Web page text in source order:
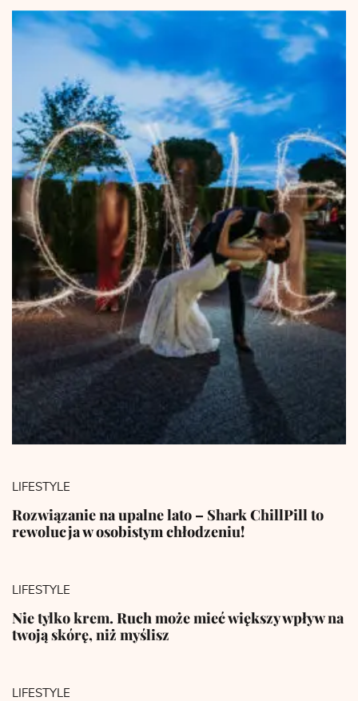
LIFESTYLE
Rozwiązanie na upalne lato – Shark ChillPill to
rewolucja w osobistym chłodzeniu!
LIFESTYLE
Nie tylko krem. Ruch może mieć większy wpływ na
twoją skórę, niż myślisz
LIFESTYLE